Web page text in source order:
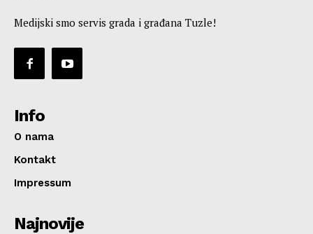
Medijski smo servis grada i građana Tuzle!
Info
O nama
Kontakt
Impressum
Najnovije